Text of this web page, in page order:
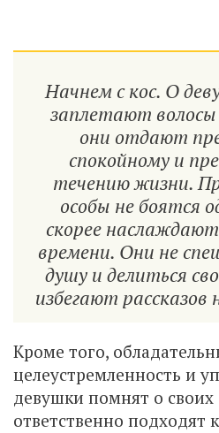
Начнем с кос. О
заплетают
они отдают
спокойному и
течению жизни.
особы не боятся
скорее
времени. Они не
душу и делиться
избегают
Кроме того,
целеустремленность и
девушки помнят о своих
ответственно подходят